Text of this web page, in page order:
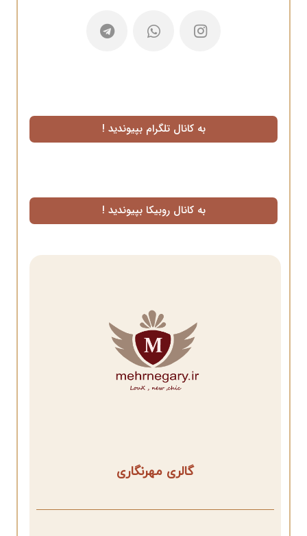
به کانال تلگرام بپیوندید !
به کانال روبیکا بپیوندید !
گالری مهرنگاری